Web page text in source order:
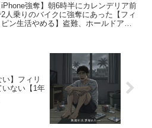
iPhone強奪】朝6時半にカレンデリア前
人乗りのバイクに強奪にあった【フィ
ピン生活やめる】盗難、ホールドアッ
い】フィリ
いない【1年